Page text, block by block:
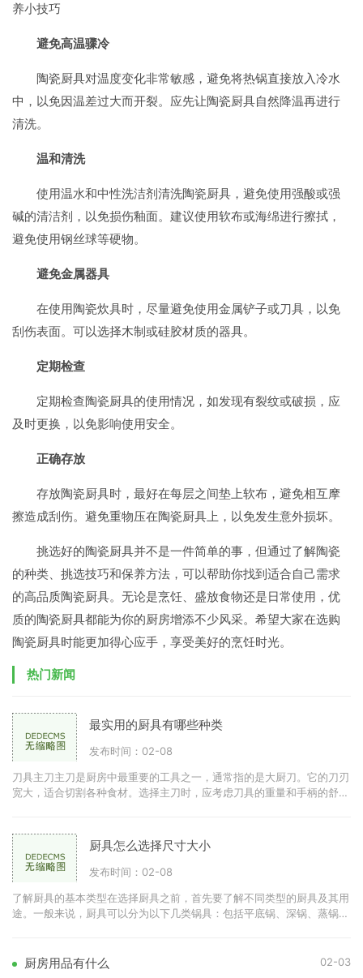
养小技巧
避免高温骤冷
陶瓷厨具对温度变化非常敏感，避免将热锅直接放入冷水
中，以免因温差过大而开裂。应先让陶瓷厨具自然降温再进行
清洗。
温和清洗
使用温水和中性洗洁剂清洗陶瓷厨具，避免使用强酸或强
碱的清洁剂，以免损伤釉面。建议使用软布或海绵进行擦拭，
避免使用钢丝球等硬物。
避免金属器具
在使用陶瓷炊具时，尽量避免使用金属铲子或刀具，以免
刮伤表面。可以选择木制或硅胶材质的器具。
定期检查
定期检查陶瓷厨具的使用情况，如发现有裂纹或破损，应
及时更换，以免影响使用安全。
正确存放
存放陶瓷厨具时，最好在每层之间垫上软布，避免相互摩
擦造成刮伤。避免重物压在陶瓷厨具上，以免发生意外损坏。
挑选好的陶瓷厨具并不是一件简单的事，但通过了解陶瓷
的种类、挑选技巧和保养方法，可以帮助你找到适合自己需求
的高品质陶瓷厨具。无论是烹饪、盛放食物还是日常使用，优
质的陶瓷厨具都能为你的厨房增添不少风采。希望大家在选购
陶瓷厨具时能更加得心应手，享受美好的烹饪时光。
热门新闻
最实用的厨具有哪些种类
发布时间：02-08
刀具主刀主刀是厨房中最重要的工具之一，通常指的是大厨刀。它的刀刃
宽大，适合切割各种食材。选择主刀时，应考虑刀具的重量和手柄的舒适
厨具怎么选择尺寸大小
发布时间：02-08
了解厨具的基本类型在选择厨具之前，首先要了解不同类型的厨具及其用
途。一般来说，厨具可以分为以下几类锅具：包括平底锅、深锅、蒸锅
厨房用品有什么 02-03